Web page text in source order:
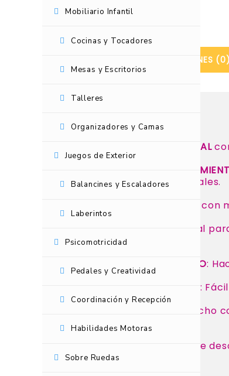
Mobiliario Infantil
Cocinas y Tocadores
Mesas y Escritorios
Talleres
Organizadores y Camas
Juegos de Exterior
Balancines y Escaladores
Laberintos
Psicomotricidad
Pedales y Creatividad
Coordinación y Recepción
Habilidades Motoras
Sobre Ruedas
VALORACIONES (0)
Características:
GRASS ARTIFICIAL
BAJO COSTO DE
abono ni cuidados especiales.
: Elaborado
: ideal
mas
FACILIDAD EN EL TRASLADO:
:
: Hecho
desechos plásticos.
: En jardines, zonas de